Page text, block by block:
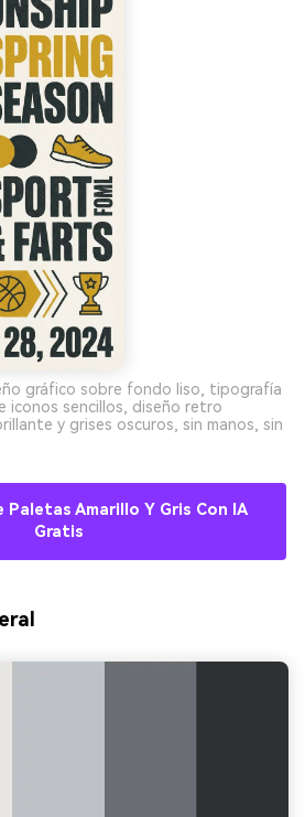
gráfico sobre fondo liso, tipografía
iconos sencillos, diseño retro
y grises oscuros, sin manos, sin
Paletas Amarillo Y Gris Con IA
Gratis